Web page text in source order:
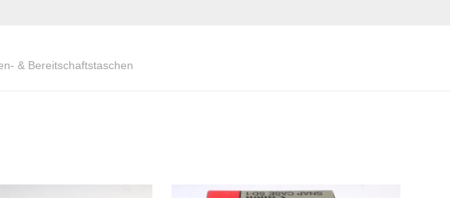
& Bereitschaftstaschen